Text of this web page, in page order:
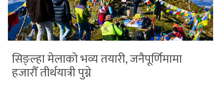
सिङ्ल्हा मेलाको भव्य तयारी, जनैपूर्णिमामा
हजारौँ तीर्थयात्री पुग्ने